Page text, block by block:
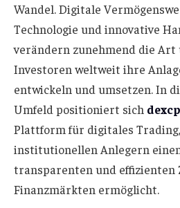
Wandel. Digitale
Technologie und innovative
verändern zunehmend die Art
Investoren weltweit ihre
entwickeln und umsetzen. In
Umfeld positioniert sich
Plattform für digitales
institutionellen Anlegern
transparenten und effizienten
Finanzmärkten ermöglicht.